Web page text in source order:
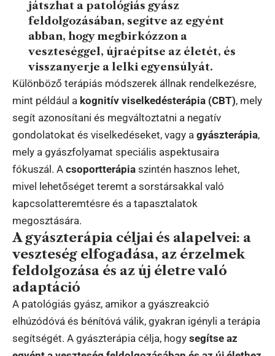
játszhat a patológiás gyász
feldolgozásában, segítve az egyént
abban, hogy megbirkózzon a
veszteséggel, újraépítse az életét, és
visszanyerje a lelki egyensúlyát.
Különböző terápiás módszerek állnak rendelkezésre,
mint például a kognitív viselkedésterápia (CBT), mely
segít azonosítani és megváltoztatni a negatív
gondolatokat és viselkedéseket, vagy a gyászterápia,
mely a gyászfolyamat speciális aspektusaira
fókuszál. A csoportterápia szintén hasznos lehet,
mivel lehetőséget teremt a sorstársakkal való
kapcsolatteremtésre és a tapasztalatok
megosztására.
A gyászterápia céljai és alapelvei: a
veszteség elfogadása, az érzelmek
feldolgozása és az új életre való
adaptáció
A patológiás gyász, amikor a gyászreakció
elhúzódóvá és bénítóvá válik, gyakran igényli a terápia
segítségét. A gyászterápia célja, hogy segítse az